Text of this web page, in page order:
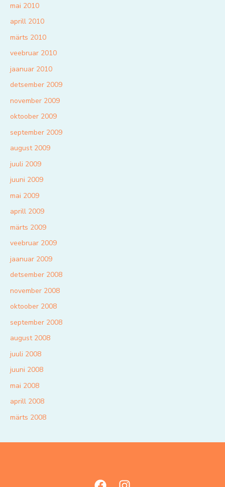
mai 2010
aprill 2010
märts 2010
veebruar 2010
jaanuar 2010
detsember 2009
november 2009
oktoober 2009
september 2009
august 2009
juuli 2009
juuni 2009
mai 2009
aprill 2009
märts 2009
veebruar 2009
jaanuar 2009
detsember 2008
november 2008
oktoober 2008
september 2008
august 2008
juuli 2008
juuni 2008
mai 2008
aprill 2008
märts 2008